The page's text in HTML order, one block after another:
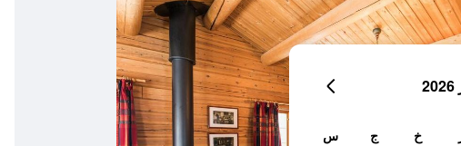
خ ج س